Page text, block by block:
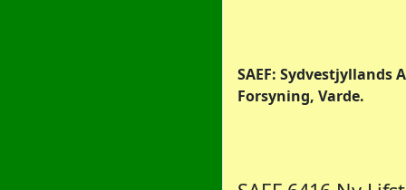
SAEF: Sydvestjyllands
Forsyning, Varde.